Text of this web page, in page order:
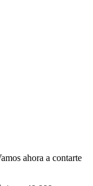
ahora a contarte